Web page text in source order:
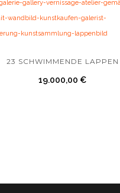
23 SCHWIMMENDE LAPPEN
19.000,00 €